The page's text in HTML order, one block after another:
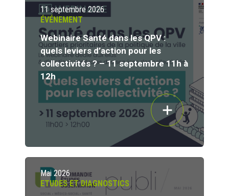
11 septembre 2026
ÉVÉNEMENT
Webinaire Santé dans les QPV :
quels leviers d’action pour les
collectivités ? – 11 septembre 11h à
12h
Mai 2026
ETUDES ET DIAGNOSTICS